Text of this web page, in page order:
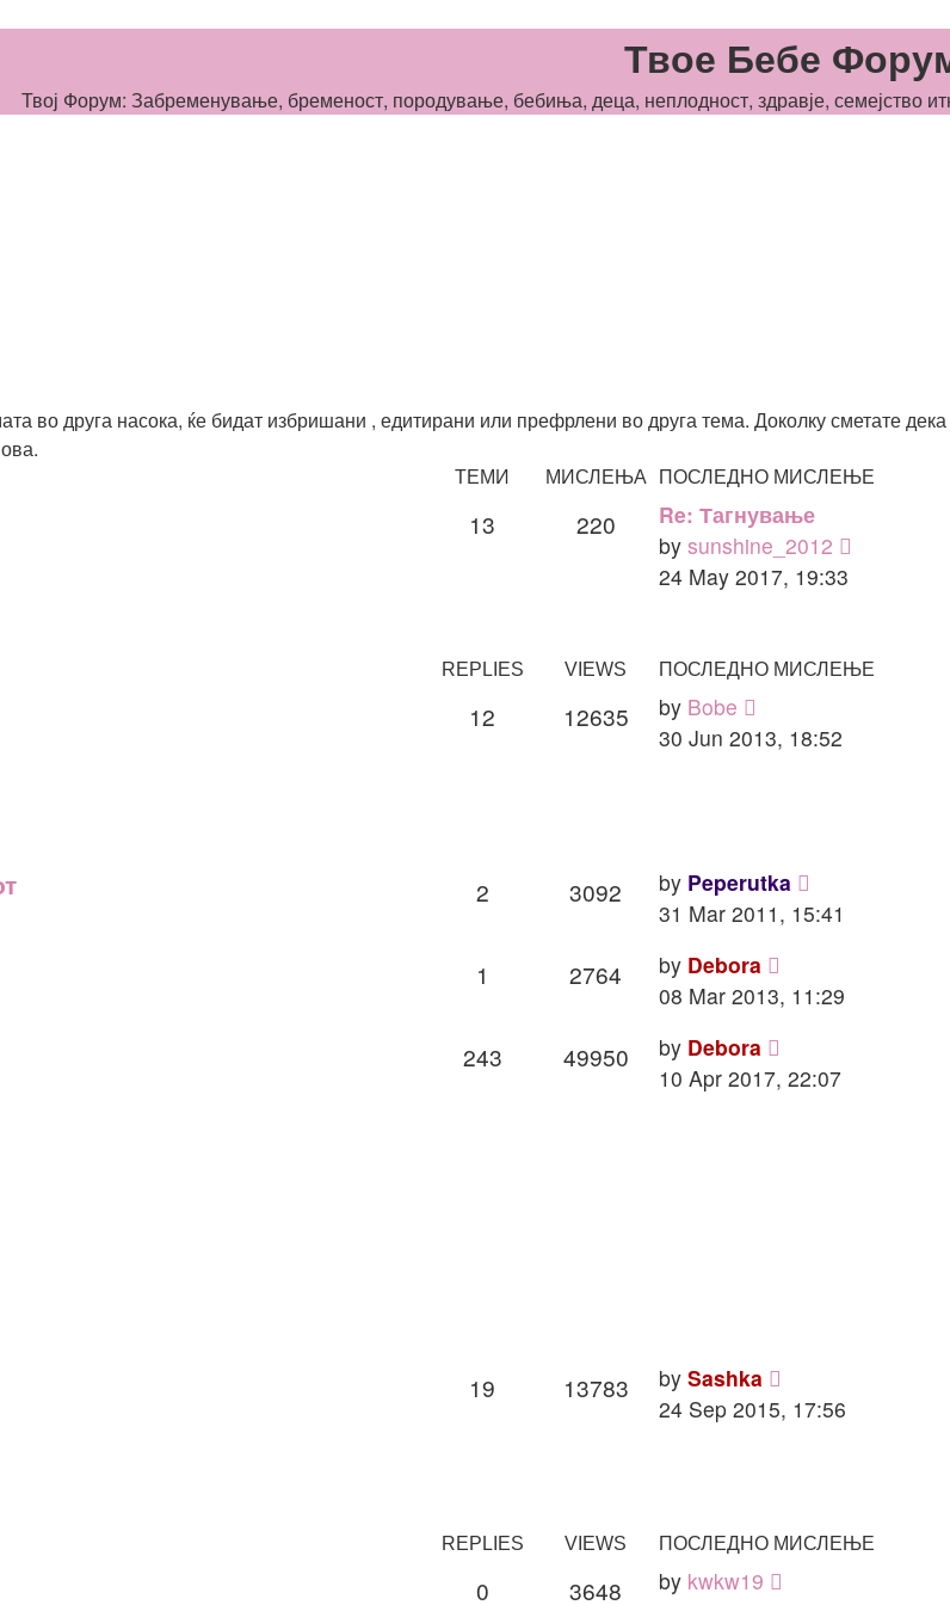
Твое Бебе
Твој Форум: Забременување, бременост, породување, бебиња, деца, неплодност, здравје, семејство
во друга насока, ќе бидат избришани , едитирани или префрлени во друга тема. Доколку сметате дека
ТЕМИ МИСЛЕЊА ПОСЛЕДНО МИСЛЕЊЕ
13 220
Re: Тагнување
by sunshine_2012
24 May 2017, 19:33
REPLIES VIEWS ПОСЛЕДНО МИСЛЕЊЕ
12 12635 by Bobe
30 Jun 2013, 18:52
2 3092 by Peperutka
31 Mar 2011, 15:41
1 2764 by Debora
08 Mar 2013, 11:29
243 49950 by Debora
10 Apr 2017, 22:07
19 13783 by Sashka
24 Sep 2015, 17:56
REPLIES VIEWS ПОСЛЕДНО МИСЛЕЊЕ
0 3648 by kwkw19